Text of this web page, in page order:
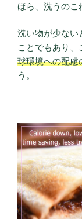
ほら、洗うの
洗い物が少ない
ことでもあり、
球環境への配慮
う。